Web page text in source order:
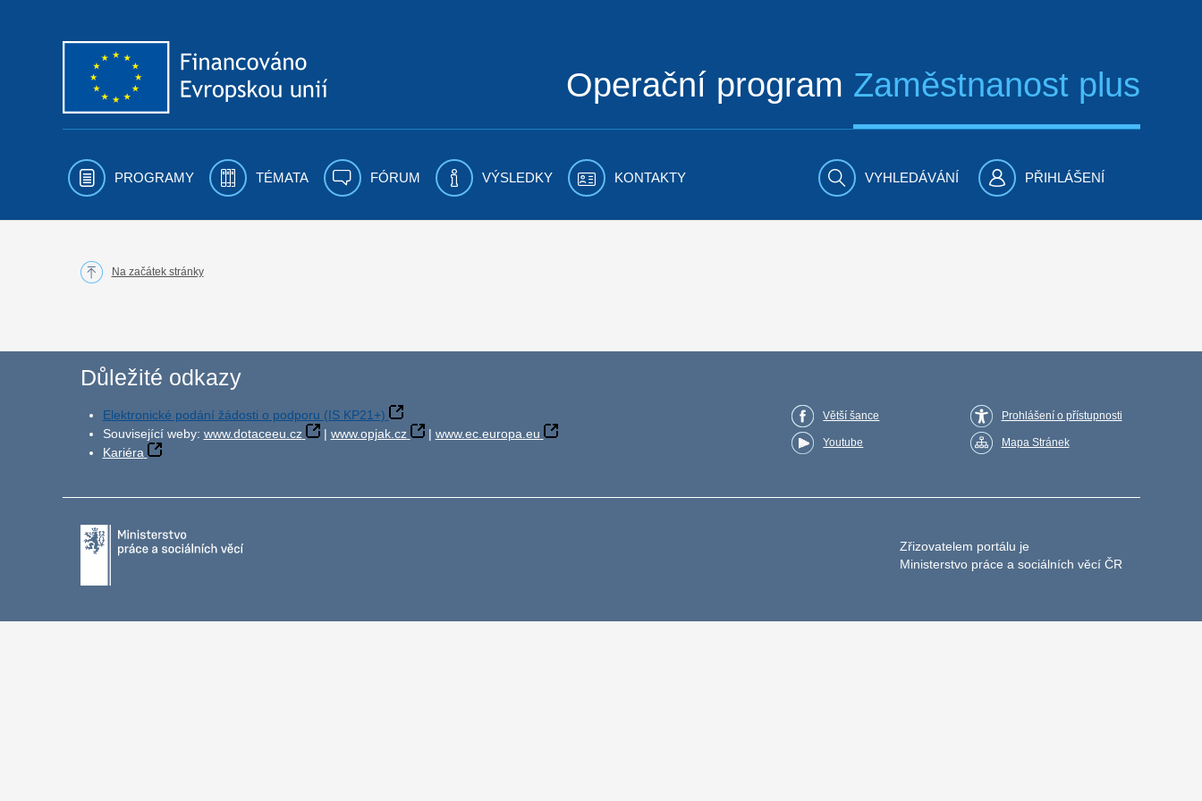
Operační program Zaměstnanost plus
PROGRAMY TÉMATA FÓRUM VÝSLEDKY KONTAKTY VYHLEDÁVÁNÍ PŘIHLÁŠENÍ
Na začátek stránky
Důležité odkazy
Elektronické podání žádosti o podporu (IS KP21+)
Související weby: www.dotaceeu.cz | www.opjak.cz | www.ec.europa.eu
Kariéra
Větší šance
Youtube
Prohlášení o přístupnosti
Mapa Stránek
Zřizovatelem portálu je
Ministerstvo práce a sociálních věcí ČR